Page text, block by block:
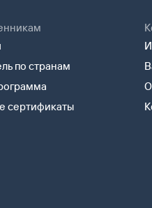
по странам
сертификаты